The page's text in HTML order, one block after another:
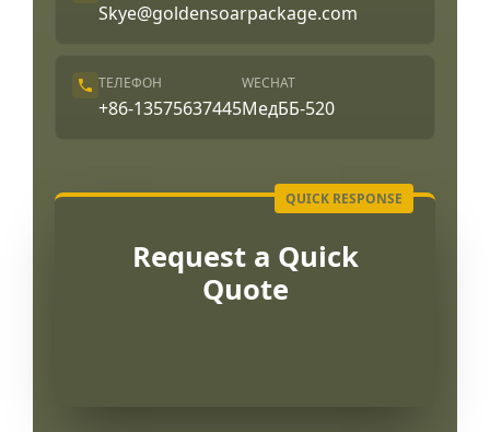
Skye@goldensoarpackage.com
ТЕЛЕФОН
+86-13575637445
WECHAT
МедББ-520
Request a Quick
Quote